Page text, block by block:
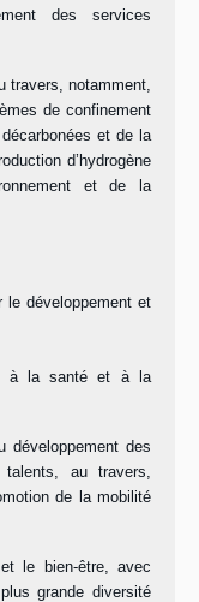
des services
travers, notamment,
de confinement
et de la
d’hydrogène
et de la
le développement et
à la santé et à la
développement des
au travers,
de la mobilité
le bien-être, avec
grande diversité